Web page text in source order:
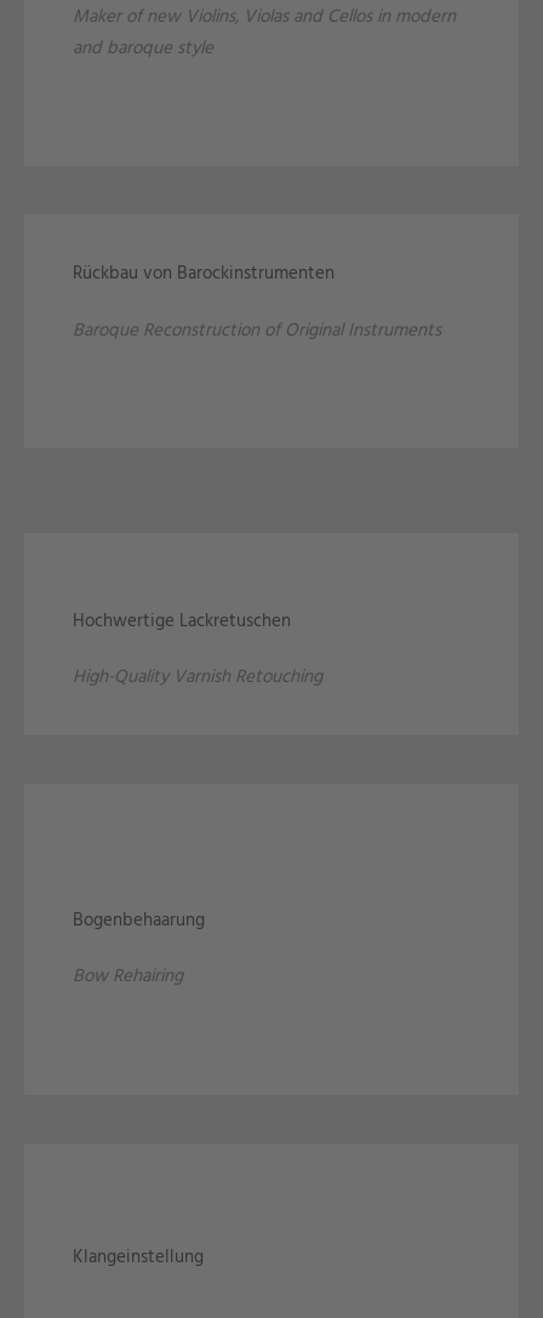
Maker of new Violins, Violas and Cellos in modern
and baroque style
Rückbau von Barockinstrumenten
Baroque Reconstruction of Original Instruments
Hochwertige Lackretuschen
High-Quality Varnish Retouching
Bogenbehaarung
Bow Rehairing
Klangeinstellung